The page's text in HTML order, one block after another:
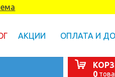
АКЦИИ ОПЛАТА И
0